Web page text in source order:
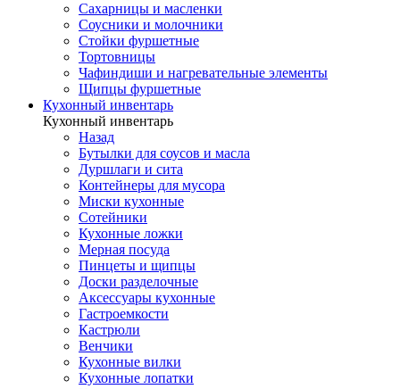
Сахарницы и масленки
Соусники и молочники
Стойки фуршетные
Тортовницы
Чафиндиши и нагревательные элементы
Щипцы фуршетные
Кухонный инвентарь
Кухонный инвентарь
Назад
Бутылки для соусов и масла
Дуршлаги и сита
Контейнеры для мусора
Миски кухонные
Сотейники
Кухонные ложки
Мерная посуда
Пинцеты и щипцы
Доски разделочные
Аксессуары кухонные
Гастроемкости
Кастрюли
Венчики
Кухонные вилки
Кухонные лопатки